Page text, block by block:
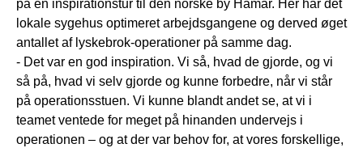
på en inspirationstur til den norske by Hamar. Her har det
lokale sygehus optimeret arbejdsgangene og derved øget
antallet af lyskebrok-operationer på samme dag.
- Det var en god inspiration. Vi så, hvad de gjorde, og vi
så på, hvad vi selv gjorde og kunne forbedre, når vi står
på operationsstuen. Vi kunne blandt andet se, at vi i
teamet ventede for meget på hinanden undervejs i
operationen – og at der var behov for, at vores forskellige,